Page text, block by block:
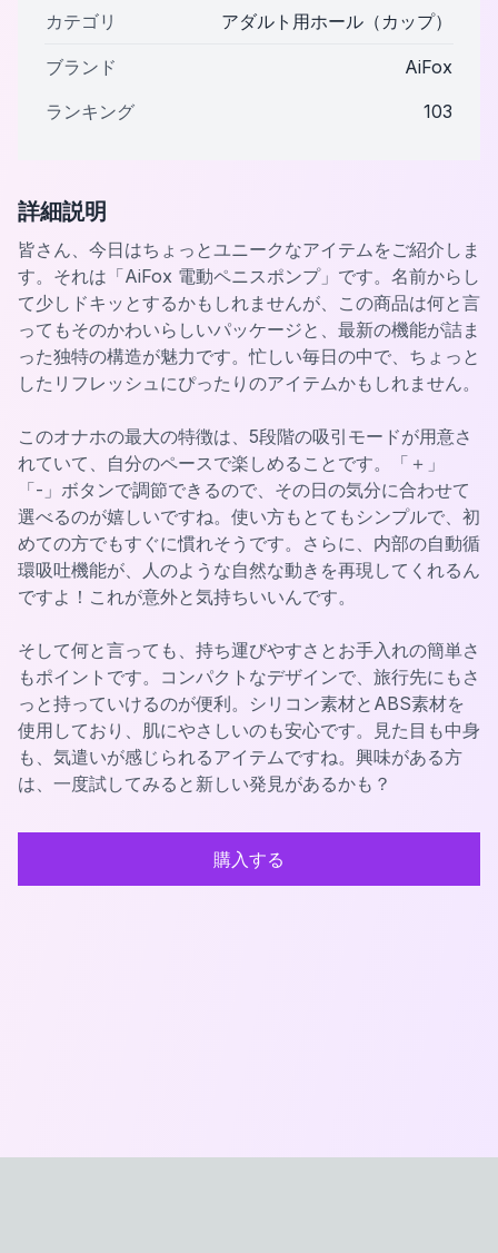
カテゴリ アダルト用ホール（カップ）
ブランド
AiFox
ランキング
103
詳細説明
皆さん、今日はちょっとユニークなアイテムをご紹介しま
す。それは「AiFox 電動ペニスポンプ」です。名前からし
て少しドキッとするかもしれませんが、この商品は何と言
ってもそのかわいらしいパッケージと、最新の機能が詰ま
った独特の構造が魅力です。忙しい毎日の中で、ちょっと
したリフレッシュにぴったりのアイテムかもしれません。
このオナホの最大の特徴は、5段階の吸引モードが用意さ
れていて、自分のペースで楽しめることです。「＋」
「-」ボタンで調節できるので、その日の気分に合わせて
選べるのが嬉しいですね。使い方もとてもシンプルで、初
めての方でもすぐに慣れそうです。さらに、内部の自動循
環吸吐機能が、人のような自然な動きを再現してくれるん
ですよ！これが意外と気持ちいいんです。
そして何と言っても、持ち運びやすさとお手入れの簡単さ
もポイントです。コンパクトなデザインで、旅行先にもさ
っと持っていけるのが便利。シリコン素材とABS素材を
使用しており、肌にやさしいのも安心です。見た目も中身
も、気遣いが感じられるアイテムですね。興味がある方
は、一度試してみると新しい発見があるかも？
購入する